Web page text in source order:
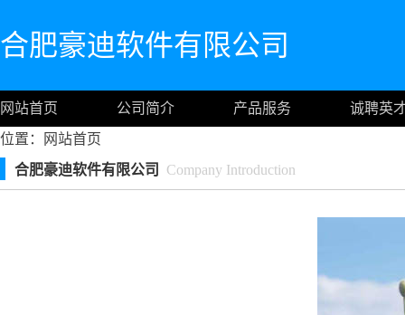
合肥豪迪软件有限公司
网站首页 公司简介 产品服务
诚聘英
位置：
网站首页
合肥豪迪软件有限公司
Company Introduction